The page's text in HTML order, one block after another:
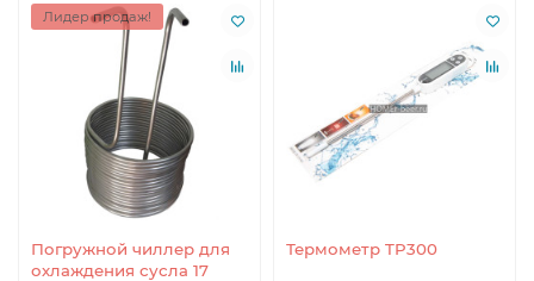
Лидер продаж!
Погружной чиллер для
охлаждения сусла 17
Термометр TP300